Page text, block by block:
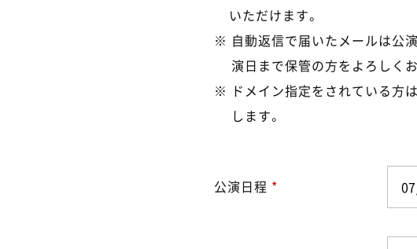
いただけます。
自動返信で届いたメールは公
演日まで保管の方をよろしく
ドメイン指定をされている方
します。
公演日程 *